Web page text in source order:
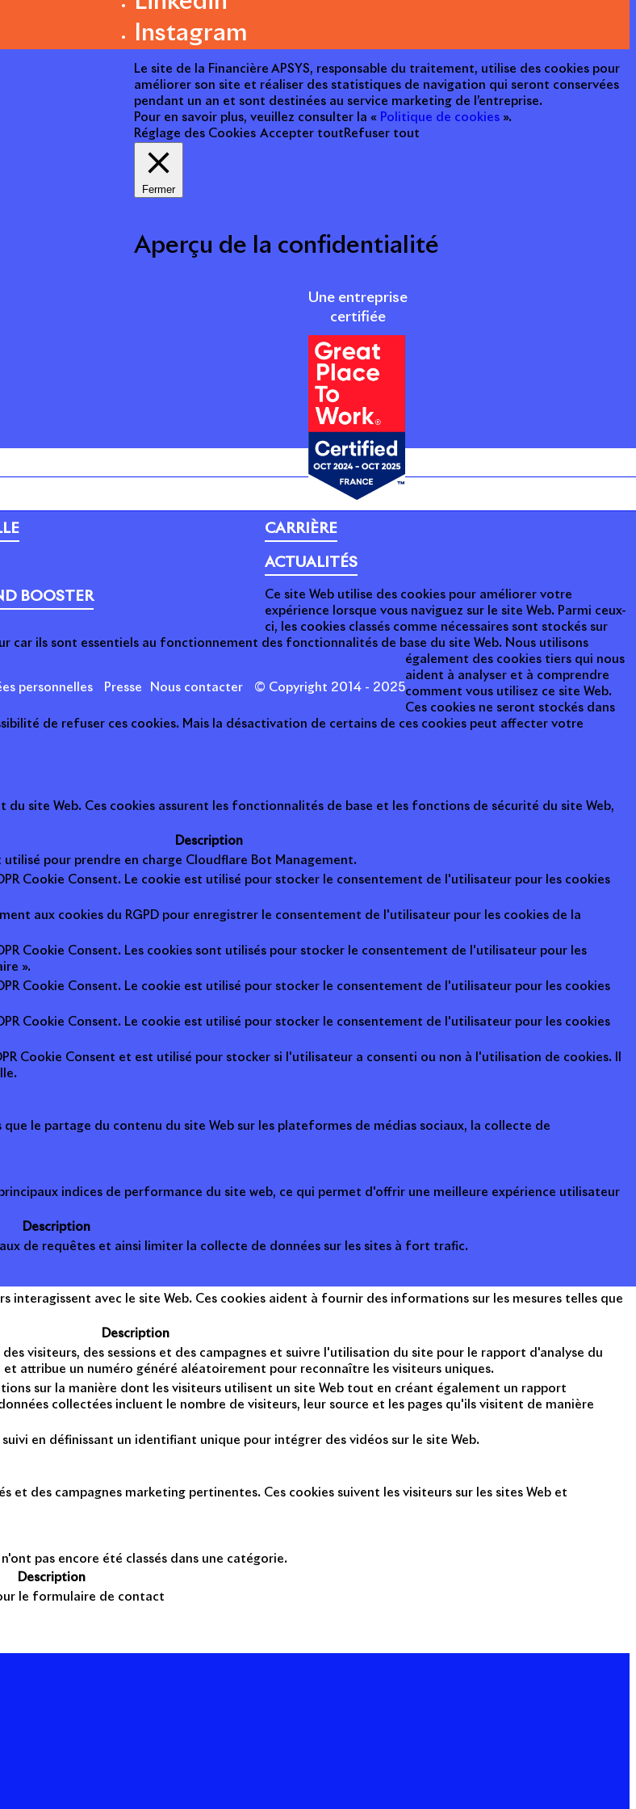
Une entreprise
certifiée
BOOSTER
CARRIÈRE
ACTUALITÉS
personnelles Presse Nous contacter © Copyright 2014 - 2025
Instagram
Le site de la Financière APSYS, responsable du traitement, utilise des cookies pour
améliorer son site et réaliser des statistiques de navigation qui seront conservées
pendant un an et sont destinées au service marketing de l’entreprise.
Pour en savoir plus, veuillez consulter la « Politique de cookies ».
Réglage des Cookies Accepter tout Refuser tout
Fermer
Aperçu de la confidentialité
Ce site Web utilise des cookies pour améliorer votre
expérience lorsque vous naviguez sur le site Web. Parmi ceux-
ci, les cookies classés comme nécessaires sont stockés sur
car ils sont essentiels au fonctionnement des fonctionnalités de base du site Web. Nous utilisons
également des cookies tiers qui nous
aident à analyser et à comprendre
comment vous utilisez ce site Web.
Ces cookies ne seront stockés dans
de refuser ces cookies. Mais la désactivation de certains de ces cookies peut affecter votre
site Web. Ces cookies assurent les fonctionnalités de base et les fonctions de sécurité du site Web,
Description
pour prendre en charge Cloudflare Bot Management.
Cookie Consent. Le cookie est utilisé pour stocker le consentement de l'utilisateur pour les cookies
aux cookies du RGPD pour enregistrer le consentement de l'utilisateur pour les cookies de la
Cookie Consent. Les cookies sont utilisés pour stocker le consentement de l'utilisateur pour les
».
Cookie Consent. Le cookie est utilisé pour stocker le consentement de l'utilisateur pour les cookies
Cookie Consent. Le cookie est utilisé pour stocker le consentement de l'utilisateur pour les cookies
Cookie Consent et est utilisé pour stocker si l'utilisateur a consenti ou non à l'utilisation de cookies. Il
le partage du contenu du site Web sur les plateformes de médias sociaux, la collecte de
indices de performance du site web, ce qui permet d'offrir une meilleure expérience utilisateur
Description
de requêtes et ainsi limiter la collecte de données sur les sites à fort trafic.
interagissent avec le site Web. Ces cookies aident à fournir des informations sur les mesures telles que
Description
visiteurs, des sessions et des campagnes et suivre l'utilisation du site pour le rapport d'analyse du
attribue un numéro généré aléatoirement pour reconnaître les visiteurs uniques.
sur la manière dont les visiteurs utilisent un site Web tout en créant également un rapport
collectées incluent le nombre de visiteurs, leur source et les pages qu'ils visitent de manière
en définissant un identifiant unique pour intégrer des vidéos sur le site Web.
des campagnes marketing pertinentes. Ces cookies suivent les visiteurs sur les sites Web et
pas encore été classés dans une catégorie.
Description
le formulaire de contact